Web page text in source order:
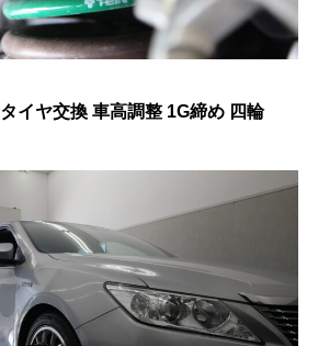
イヤ交換 車高調整 1G締め 四輪